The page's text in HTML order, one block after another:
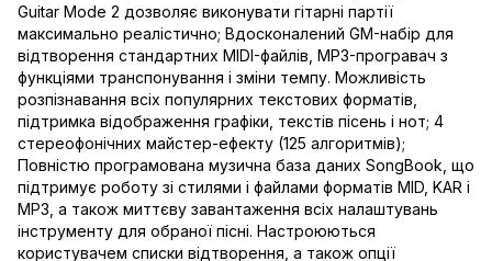
Guitar Mode 2 дозволяє виконувати гітарні партії
максимально реалістично; Вдосконалений GM-набір для
відтворення стандартних MIDI-файлів, MP3-програвач з
функціями транспонування і зміни темпу. Можливість
розпізнавання всіх популярних текстових форматів,
підтримка відображення графіки, текстів пісень і нот; 4
стереофонічних майстер-ефекту (125 алгоритмів);
Повністю програмована музична база даних SongBook, що
підтримує роботу зі стилями і файлами форматів MID, KAR і
MP3, а також миттєву завантаження всіх налаштувань
інструменту для обраної пісні. Настроюються
користувачем списки відтворення, а також опції